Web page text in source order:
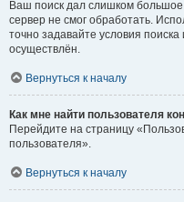
Ваш поиск дал слишком большое
сервер не смог обработать.
точно задавайте условия
осуществлён.
Вернуться к началу
Как мне найти пользователя
Перейдите на страницу
пользователя».
Вернуться к началу